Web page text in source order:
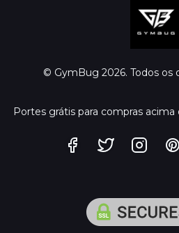
© GymBug 2026. Todos os
Portes grátis para compras